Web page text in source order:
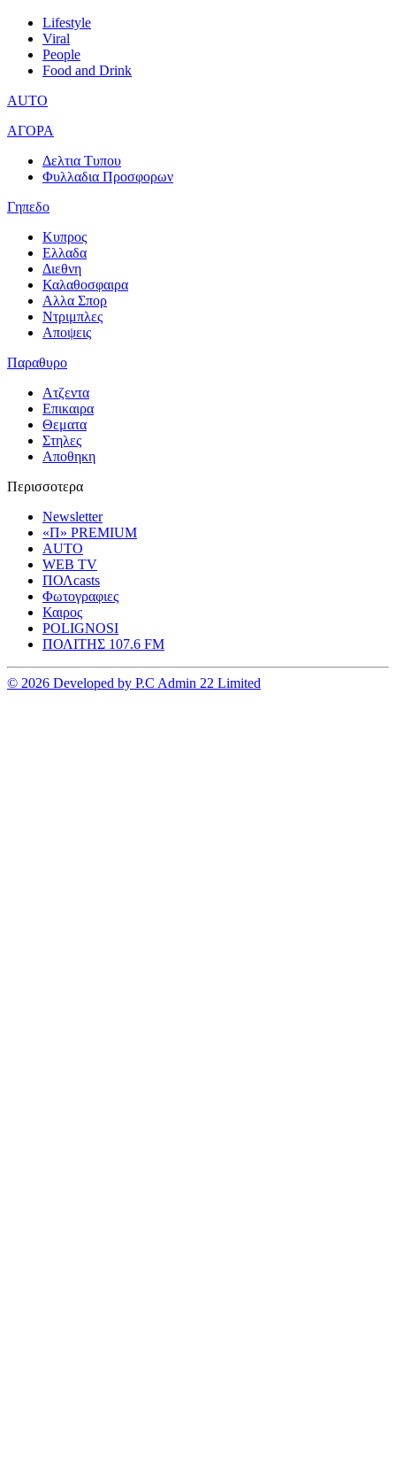
Lifestyle
Viral
People
Food and Drink
AUTO
ΑΓΟΡΑ
Δελτια Τυπου
Φυλλαδια Προσφορων
Γηπεδο
Κυπρος
Ελλαδα
Διεθνη
Καλαθοσφαιρα
Αλλα Σπορ
Ντριμπλες
Αποψεις
Παραθυρο
Ατζεντα
Επικαιρα
Θεματα
Στηλες
Αποθηκη
Περισσοτερα
Newsletter
«Π» PREMIUM
AUTO
WEB TV
ΠΟΛcasts
Φωτογραφιες
Καιρος
POLIGNOSI
ΠΟΛΙΤΗΣ 107.6 FM
© 2026 Developed by P.C Admin 22 Limited